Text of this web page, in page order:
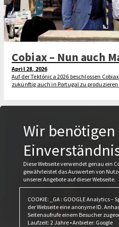
Cobiax – Nun auch
April 28, 2026
Auf der Tektónica 2026 beschlossen
zukünftig auch in Portugal zu produzieren.
Wir
Diese Webseite verwendet genau ein
gewährleistet das Auswerten von
unserer Angebote auf dieser Webseite.
COOKIE: _GA : GOOGLE Analytics –
der Webseite eine anonyme ID.
Seitenaufrufe einem Besucher
Laufzeit: 2 Jahre • Anbieter: Google